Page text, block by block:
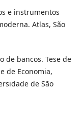
e instrumentos
Atlas, São
de bancos. Tese de
de Economia,
de São